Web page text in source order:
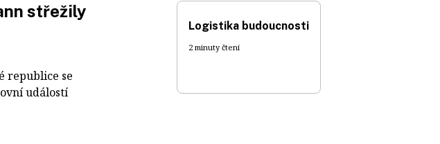
střežily
republice se
událostí
Logistika budoucnosti
2 minuty čtení